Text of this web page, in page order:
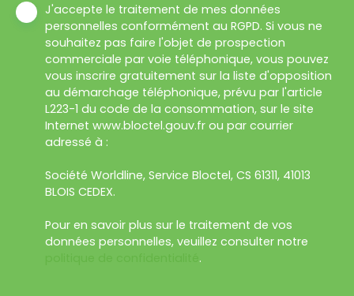
J'accepte le traitement de mes données
personnelles conformément au RGPD. Si vous ne
souhaitez pas faire l'objet de prospection
commerciale par voie téléphonique, vous pouvez
vous inscrire gratuitement sur la liste d'opposition
au démarchage téléphonique, prévu par l'article
L223-1 du code de la consommation, sur le site
Internet www.bloctel.gouv.fr ou par courrier
adressé à :
Société Worldline, Service Bloctel, CS 61311, 41013
BLOIS CEDEX.
Pour en savoir plus sur le traitement de vos
données personnelles, veuillez consulter notre
.